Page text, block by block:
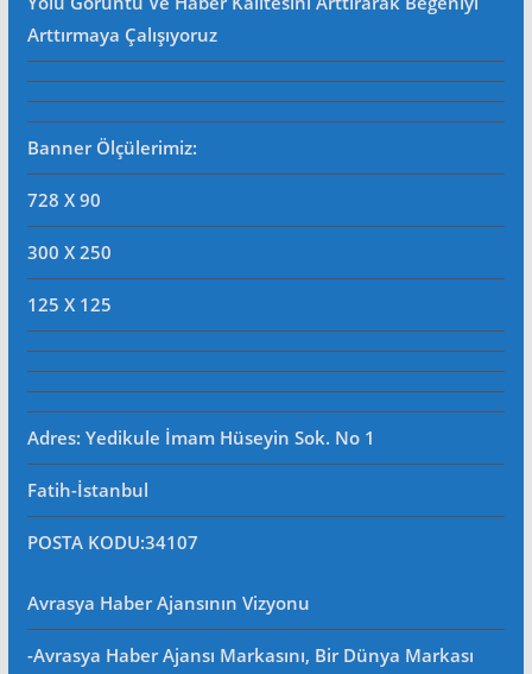
Arttırmaya Çalışıyoruz
Banner Ölçülerimiz:
728 X 90
300 X 250
125 X 125
Adres: Yedikule İmam Hüseyin Sok. No 1
Fatih-İstanbul
POSTA KODU:34107
Avrasya Haber Ajansının Vizyonu
-Avrasya Haber Ajansı Markasını, Bir Dünya Markası